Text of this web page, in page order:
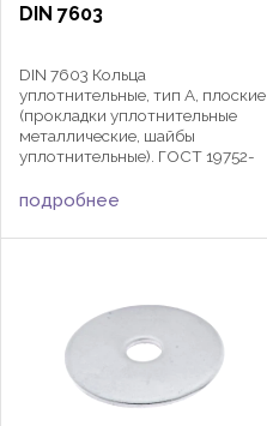
DIN 7603
DIN 7603 Кольца
уплотнительные, тип А, плоские
(прокладки уплотнительные
металлические, шайбы
уплотнительные). ГОСТ 19752-
7603 активно применяются в
машиностроении и
автомобилестроении для
подробнее